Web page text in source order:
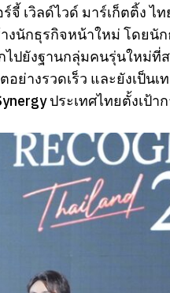
จี้ เวิลด์ไวด์ มาร์เก็ตติ้ง
งนักธุรกิจหน้าใหม่ โดยนั
ไปยังฐานกลุ่มคนรุ่นใหม่
างรวดเร็ว และยังเป็น
ประเทศไทยตั้งเป้